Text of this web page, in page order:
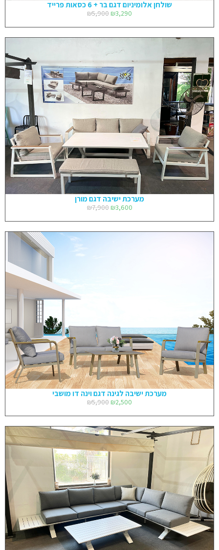
שולחן אלומיניום דגם בר + 6 כסאות פרייד
₪5,900 ₪3,290
מערכת ישיבה דגם מורן
₪7,900 ₪3,600
מערכת ישיבה לגינה דגם וינה דו מושבי
₪5,900 ₪2,500